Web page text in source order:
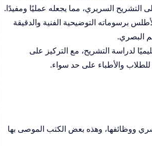
السريري، مما يجعله عمليًا ومفيدًا.
برسوماته التوضيحية الفنية والدقيقة
البصري.
لدراسة التشريح، مع التركيز على
والأطباء على حد سواء.
ووظائفها، وهذه بعض الكتب الموصى بها